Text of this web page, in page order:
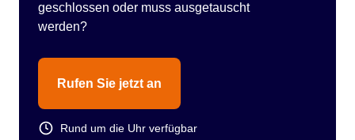
geschlossen oder muss ausgetauscht
werden?
Rufen Sie jetzt an
Rund um die Uhr verfügbar